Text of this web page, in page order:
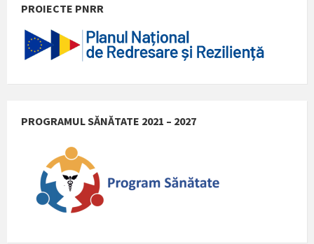
PROIECTE PNRR
PROGRAMUL SĂNĂTATE 2021 – 2027